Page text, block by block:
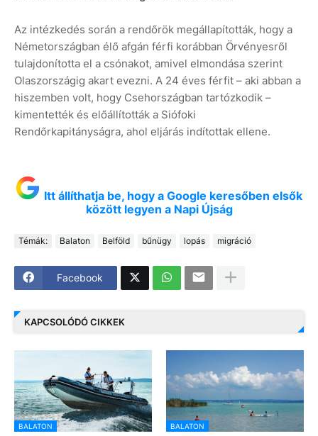
Az intézkedés során a rendőrök megállapították, hogy a
Németországban élő afgán férfi korábban Örvényesről
tulajdonította el a csónakot, amivel elmondása szerint
Olaszországig akart evezni. A 24 éves férfit – aki abban a
hiszemben volt, hogy Csehországban tartózkodik –
kimentették és előállították a Siófoki
Rendőrkapitányságra, ahol eljárás indítottak ellene.
Itt állíthatja be, hogy a Google keresőben elsők
között legyen a Napi Újság
Témák: Balaton Belföld bűnügy lopás migráció
Facebook
KAPCSOLÓDÓ CIKKEK
BALATON BALATON